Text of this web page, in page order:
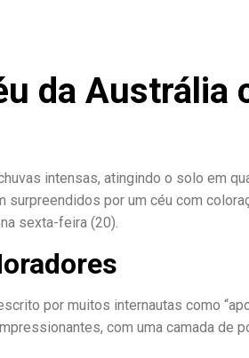
da Austrália
intensas, atingindo o solo em
por um céu com
sexta-feira (20).
por muitos internautas como
com uma camada de